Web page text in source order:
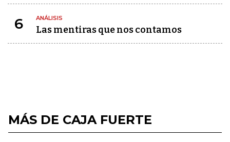
6 ANÁLISIS
Las mentiras que nos contamos
MÁS DE CAJA FUERTE